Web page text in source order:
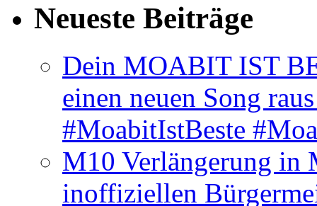
Neueste Beiträge
Dein MOABIT IST
einen neuen Song
#MoabitIstBeste
M10 Verlängerung in
inoffiziellen